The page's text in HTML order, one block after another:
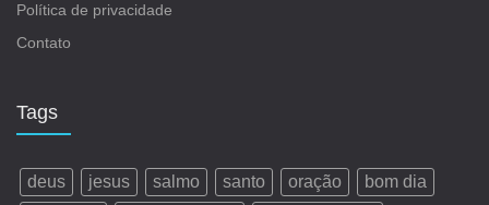
Política de privacidade
Contato
Tags
deus jesus salmo santo oração
bom dia